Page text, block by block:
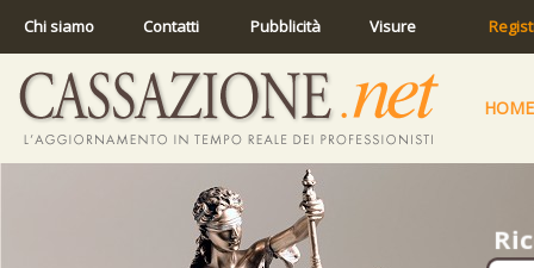
Chi siamo Contatti Pubblicità Visure
HOME